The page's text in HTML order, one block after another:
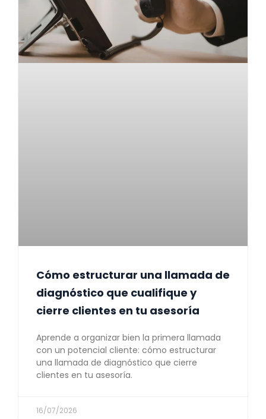
Cómo estructurar una llamada de
diagnóstico que cualifique y
cierre clientes en tu asesoría
Aprende a organizar bien la primera llamada
con un potencial cliente: cómo estructurar
una llamada de diagnóstico que cierre
clientes en tu asesoría.
16/07/2026